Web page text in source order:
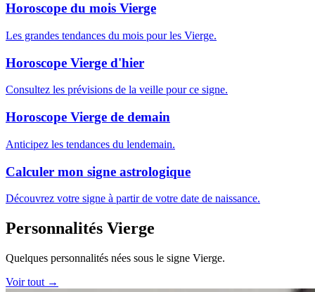
Horoscope du mois Vierge
Les grandes tendances du mois pour les Vierge.
Horoscope Vierge d'hier
Consultez les prévisions de la veille pour ce signe.
Horoscope Vierge de demain
Anticipez les tendances du lendemain.
Calculer mon signe astrologique
Découvrez votre signe à partir de votre date de naissance.
Personnalités Vierge
Quelques personnalités nées sous le signe Vierge.
Voir tout →